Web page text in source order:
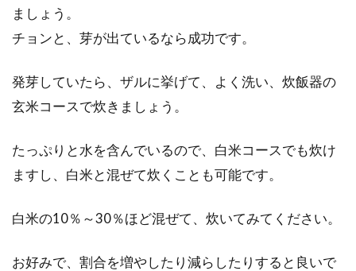
ましょう。
チョンと、芽が出ているなら成功です。
発芽していたら、ザルに挙げて、よく洗い、炊飯器の
玄米コースで炊きましょう。
たっぷりと水を含んでいるので、白米コースでも炊け
ますし、白米と混ぜて炊くことも可能です。
白米の10％～30％ほど混ぜて、炊いてみてください。
お好みで、割合を増やしたり減らしたりすると良いで